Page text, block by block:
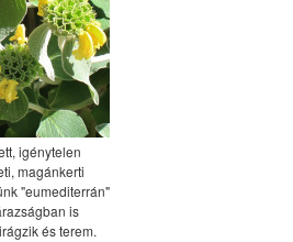
igénytelen
magánkerti
"eumediterrán"
is
és terem.